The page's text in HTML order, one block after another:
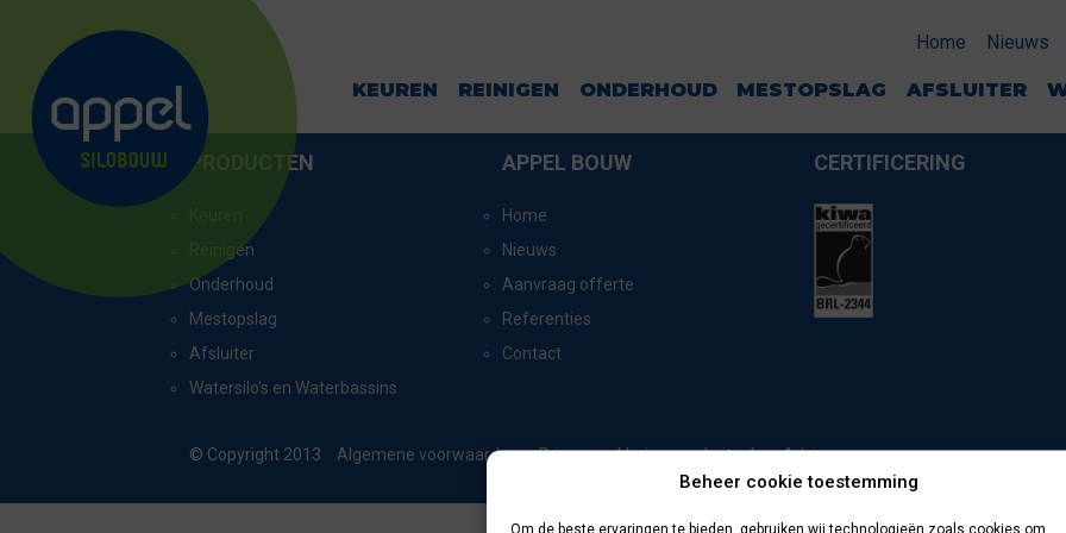
Beheer cookie toestemming
Om de beste ervaringen te bieden, gebruiken wij technologieën zoals cookies om
Home Nieuws
KEUREN REINIGEN ONDERHOUD MESTOPSLAG AFSLUITER
SCHAGERBRUG
PRODUCTEN
Reinigen
Onderhoud
Mestopslag
Afsluiter
Watersilo’s en Waterbassins
APPEL BOUW
Home
Nieuws
Aanvraag offerte
Referenties
Contact
CERTIFICERING
© Copyright 2013 Algemene voorwaarden Privacyverklaring website doorAdvice